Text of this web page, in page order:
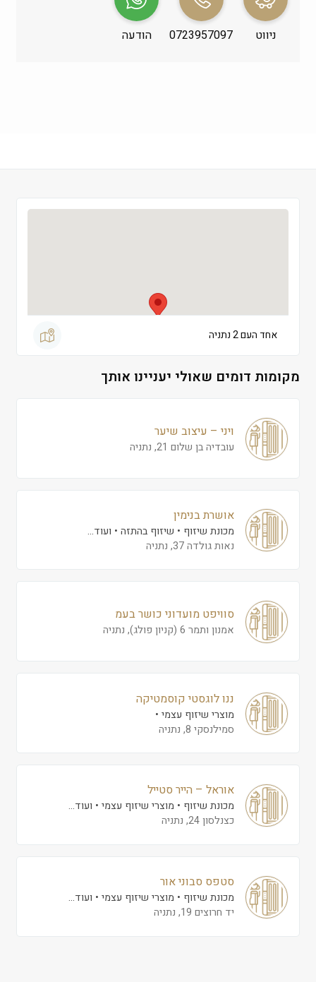
שני
09:00-19:00
שלישי
ניווט 0723957097 הודעה
אחד העם 2 נתניה
מקומות דומים שאולי יעניינו אותך
ויני – עיצוב שיער
עובדיה בן שלום 21, נתניה
אושרת בנימין
מכונת שיזוף שיזוף בהתזה
ועוד...
נאות גולדה 37, נתניה
סוויפט מועדוני כושר בעמ
אמנון ותמר 6 (קניון פולג), נתניה
ננו לוגסטי קוסמטיקה
מוצרי שיזוף עצמי
סמילנסקי 8, נתניה
אוראל – הייר סטייל
מכונת שיזוף מוצרי שיזוף עצמי
ועוד...
כצנלסון 24, נתניה
סטפס סבוני אור
מכונת שיזוף מוצרי שיזוף עצמי
ועוד...
יד חרוצים 19, נתניה